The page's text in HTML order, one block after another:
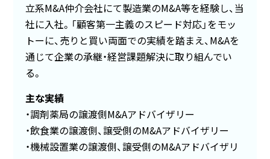
立系M&A仲介会社にて製造業のM&A等を経験し、当
社に入社。「顧客第一主義のスピード対応」をモッ
トーに、売りと買い両面での実績を踏まえ、M&Aを
通じて企業の承継・経営課題解決に取り組んでい
る。
主な実績
調剤薬局の譲渡側M&Aアドバイザリー
飲食業の譲渡側、譲受側のM&Aアドバイザリー
機械設置業の譲渡側、譲受側のM&Aアドバイザリ